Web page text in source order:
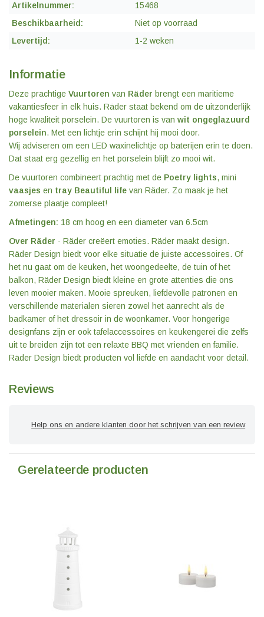
Artikelnummer:
15468
Beschikbaarheid:
Niet op voorraad
Levertijd:
1-2 weken
Informatie
Deze prachtige Vuurtoren van Räder brengt een maritieme
vakantiesfeer in elk huis. Räder staat bekend om de uitzonderlijk
hoge kwaliteit porselein. De vuurtoren is van wit ongeglazuurd
porselein. Met een lichtje erin schijnt hij mooi door.
Wij adviseren om een LED waxinelichtje op baterijen erin te doen.
Dat staat erg gezellig en het porselein blijft zo mooi wit.
De vuurtoren combineert prachtig met de Poetry lights, mini
vaasjes en tray Beautiful life van Räder. Zo maak je het
zomerse plaatje compleet!
Afmetingen: 18 cm hoog en een diameter van 6.5cm
Over Räder - Räder creëert emoties. Räder maakt design.
Räder Design biedt voor elke situatie de juiste accessoires. Of
het nu gaat om de keuken, het woongedeelte, de tuin of het
balkon, Räder Design biedt kleine en grote attenties die ons
leven mooier maken. Mooie spreuken, liefdevolle patronen en
verschillende materialen sieren zowel het aanrecht als de
badkamer of het dressoir in de woonkamer. Voor hongerige
designfans zijn er ook tafelaccessoires en keukengerei die zelfs
uit te breiden zijn tot een relaxte BBQ met vrienden en familie.
Räder Design biedt producten vol liefde en aandacht voor detail.
Reviews
Help ons en andere klanten door het schrijven van een review
Gerelateerde producten